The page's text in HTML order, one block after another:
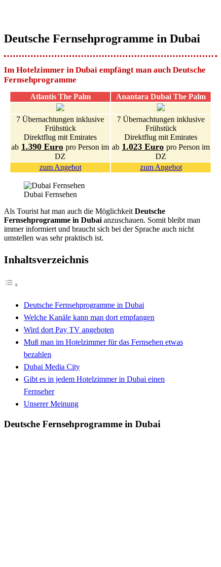
Deutsche Fernsehprogramme in Dubai
Im Hotelzimmer in Dubai empfängt man auch Deutsche
Fernsehprogramme
Atlantis The Palm Anantara Dubai The Palm
7 Übernachtungen inklusive
Frühstück
Direktflug mit Emirates
ab 1.390 Euro pro Person im
DZ
7 Übernachtungen inklusive
Frühstück
Direktflug mit Emirates
ab 1.023 Euro pro Person im
DZ
zum Angebot
zum Angebot
Dubai Fernsehen
Als Tourist hat man auch die Möglichkeit Deutsche
Fernsehprogramme in Dubai anzuschauen. Somit bleibt man
immer informiert und braucht sich bei der Sprache auch nicht
umstellen was sehr praktisch ist.
Inhaltsverzeichnis
Deutsche Fernsehprogramme in Dubai
Welche Kanäle kann man dort empfangen
Wird dort Pay TV angeboten
Muß man im Hotelzimmer für das Fernsehen etwas
bezahlen
Dubai Media City
Gibt es in jedem Hotelzimmer in Dubai einen
Fernseher
Unserer Meinung
Deutsche Fernsehprogramme in Dubai